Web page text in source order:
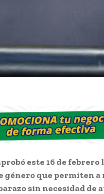
este 16 de febrero
que permiten a
sin necesidad de